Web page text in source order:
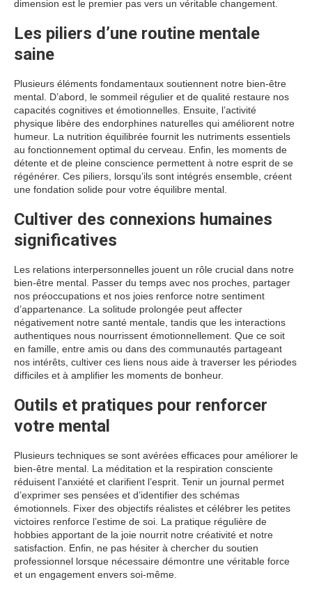
dimension est le premier pas vers un véritable changement.
Les piliers d’une routine mentale
saine
Plusieurs éléments fondamentaux soutiennent notre bien-être
mental. D’abord, le sommeil régulier et de qualité restaure nos
capacités cognitives et émotionnelles. Ensuite, l’activité
physique libère des endorphines naturelles qui améliorent notre
humeur. La nutrition équilibrée fournit les nutriments essentiels
au fonctionnement optimal du cerveau. Enfin, les moments de
détente et de pleine conscience permettent à notre esprit de se
régénérer. Ces piliers, lorsqu’ils sont intégrés ensemble, créent
une fondation solide pour votre équilibre mental.
Cultiver des connexions humaines
significatives
Les relations interpersonnelles jouent un rôle crucial dans notre
bien-être mental. Passer du temps avec nos proches, partager
nos préoccupations et nos joies renforce notre sentiment
d’appartenance. La solitude prolongée peut affecter
négativement notre santé mentale, tandis que les interactions
authentiques nous nourrissent émotionnellement. Que ce soit
en famille, entre amis ou dans des communautés partageant
nos intérêts, cultiver ces liens nous aide à traverser les périodes
difficiles et à amplifier les moments de bonheur.
Outils et pratiques pour renforcer
votre mental
Plusieurs techniques se sont avérées efficaces pour améliorer le
bien-être mental. La méditation et la respiration consciente
réduisent l’anxiété et clarifient l’esprit. Tenir un journal permet
d’exprimer ses pensées et d’identifier des schémas
émotionnels. Fixer des objectifs réalistes et célébrer les petites
victoires renforce l’estime de soi. La pratique régulière de
hobbies apportant de la joie nourrit notre créativité et notre
satisfaction. Enfin, ne pas hésiter à chercher du soutien
professionnel lorsque nécessaire démontre une véritable force
et un engagement envers soi-même.